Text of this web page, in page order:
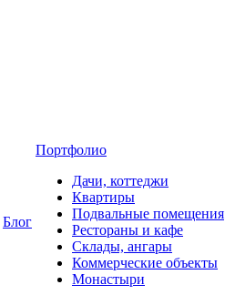
Блог
Портфолио
Дачи, коттеджи
Квартиры
Подвальные помещения
Рестораны и кафе
Склады, ангары
Коммерческие объекты
Монастыри